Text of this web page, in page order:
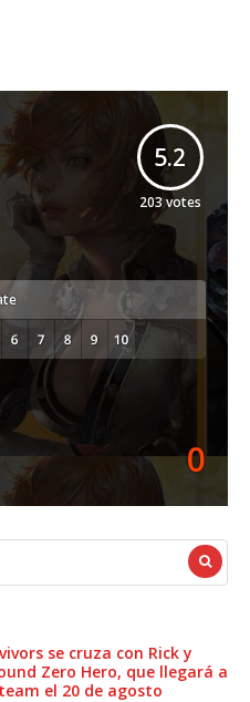
5.2
203votes
0
se cruza con Rick y
Zero Hero, que llegará a
el 20 de agosto